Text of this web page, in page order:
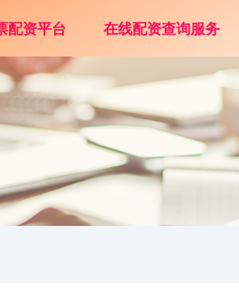
配资平台 在线配资查询服务